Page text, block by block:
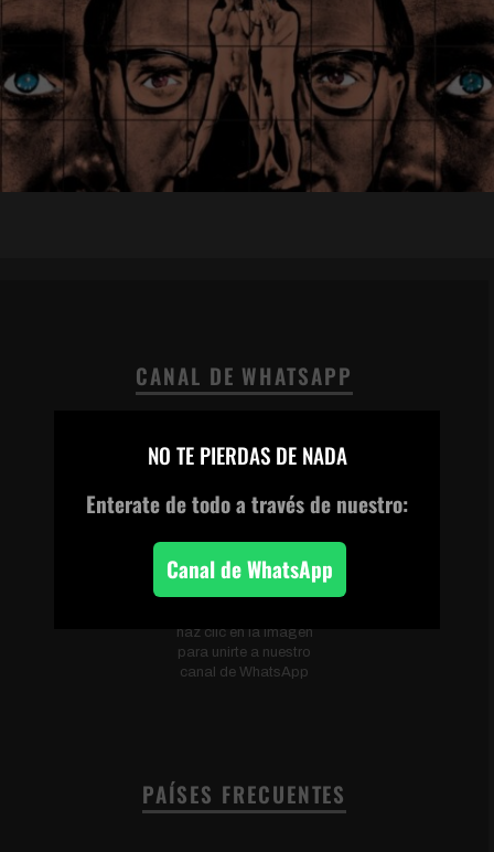
CANAL DE WHATSAPP
haz clic en la imagen
para unirte a nuestro
canal de WhatsApp
PAÍSES FRECUENTES
NO TE PIERDAS DE NADA
Enterate de todoa través de nuestro:
Canal de WhatsApp